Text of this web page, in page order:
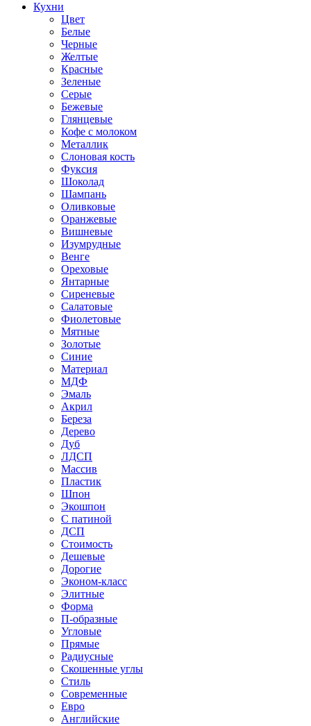
Кухни
Цвет
Белые
Черные
Желтые
Красные
Зеленые
Серые
Бежевые
Глянцевые
Кофе с молоком
Металлик
Слоновая кость
Фуксия
Шоколад
Шампань
Оливковые
Оранжевые
Вишневые
Изумрудные
Венге
Ореховые
Янтарные
Сиреневые
Салатовые
Фиолетовые
Мятные
Золотые
Синие
Материал
МДФ
Эмаль
Акрил
Береза
Дерево
Дуб
ЛДСП
Массив
Пластик
Шпон
Экошпон
С патиной
ДСП
Стоимость
Дешевые
Дорогие
Эконом-класс
Элитные
Форма
П-образные
Угловые
Прямые
Радиусные
Скошенные углы
Стиль
Современные
Евро
Английские